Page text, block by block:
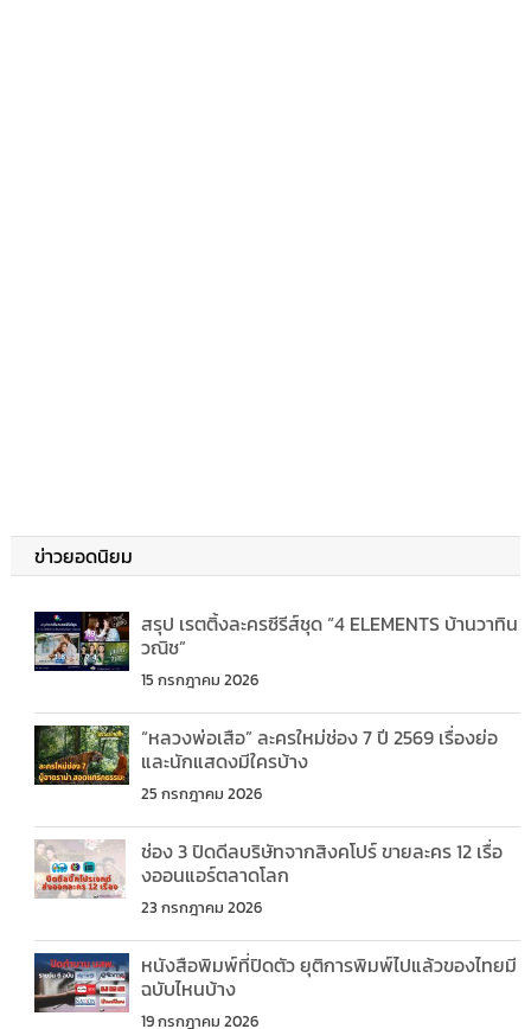
ข่าวยอดนิยม
สรุป เรตติ้งละครซีรีส์ชุด “4 ELEMENTS บ้านวาทิน
วณิช”
15 กรกฎาคม 2026
“หลวงพ่อเสือ” ละครใหม่ช่อง 7 ปี 2569 เรื่องย่อ
และนักแสดงมีใครบ้าง
25 กรกฎาคม 2026
ช่อง 3 ปิดดีลบริษัทจากสิงคโปร์ ขายละคร 12 เรื่อ
งออนแอร์ตลาดโลก
23 กรกฎาคม 2026
หนังสือพิมพ์ที่ปิดตัว ยุติการพิมพ์ไปแล้วของไทยมี
ฉบับไหนบ้าง
19 กรกฎาคม 2026